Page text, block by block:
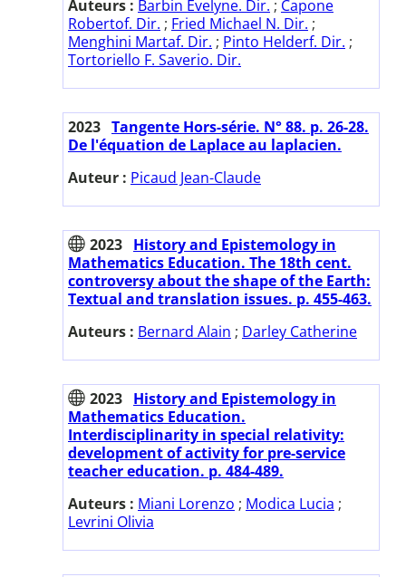
Auteurs : Barbin Evelyne. Dir. ; Capone
Robertof. Dir. ; Fried Michael N. Dir. ;
Menghini Martaf. Dir. ; Pinto Helderf. Dir. ;
Tortoriello F. Saverio. Dir.
2023 Tangente Hors-série. N° 88. p. 26-28.
De l'équation de Laplace au laplacien.
Auteur : Picaud Jean-Claude
2023 History and Epistemology in
Mathematics Education. The 18th cent.
controversy about the shape of the Earth:
Textual and translation issues. p. 455-463.
Auteurs : Bernard Alain ; Darley Catherine
2023 History and Epistemology in
Mathematics Education.
Interdisciplinarity in special relativity:
development of activity for pre-service
teacher education. p. 484-489.
Auteurs : Miani Lorenzo ; Modica Lucia ;
Levrini Olivia